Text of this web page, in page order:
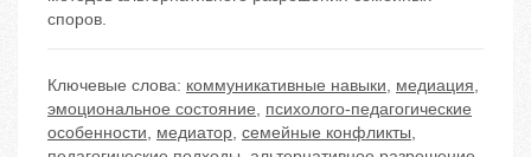
споров.
Ключевые слова: коммуникативные навыки, медиация,
эмоциональное состояние, психолого-педагогические
особенности, медиатор, семейные конфликты,